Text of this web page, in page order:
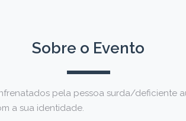
Sobre o Evento
pela pessoa surda/deficiente
a sua identidade.